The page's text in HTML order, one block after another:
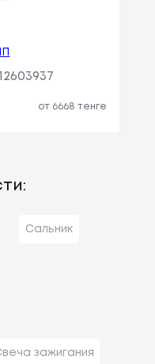
от 6668 тенге
Сальник
зажигания